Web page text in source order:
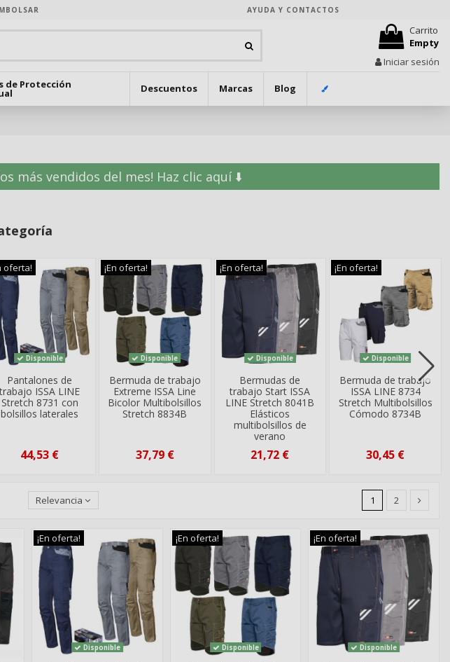
AYUDA Y CONTACTOS
Carrito
Empty
Iniciar sesión
de Protección Descuentos Marcas Blog
más vendidos del mes! Haz clic aquí ⬇️
oferta!
Disponible
Pantalones de
trabajo ISSA LINE
Stretch 8731 con
bolsillos laterales
44,53 €
¡En oferta!
Disponible
Bermuda de trabajo
Extreme ISSA Line
Bicolor Multibolsillos
Stretch 8834B
37,79 €
¡En oferta!
Disponible
Bermudas de
trabajo Start ISSA
LINE Stretch 8041B
Elásticos
multibolsillos de
verano
21,72 €
¡En oferta!
Disponible
Bermuda de trabajo
ISSA LINE 8734
Stretch Multibolsillos
Cómodo 8734B
30,45 €
Relevancia 1 2
¡En oferta!
Disponible
¡En oferta!
Disponible
¡En oferta!
Disponible